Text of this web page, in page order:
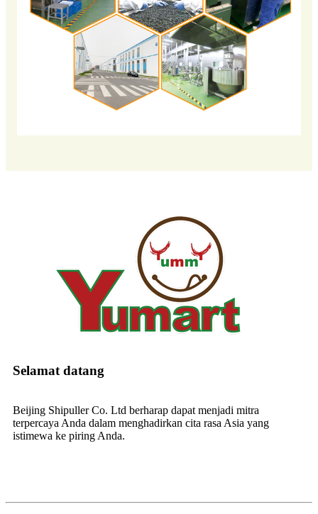
Selamat datang
Beijing Shipuller Co. Ltd berharap dapat menjadi mitra
terpercaya Anda dalam menghadirkan cita rasa Asia yang
istimewa ke piring Anda.